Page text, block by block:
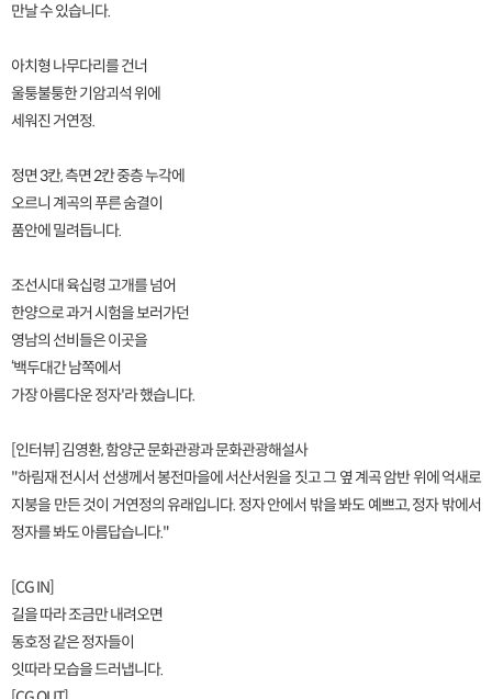
만날 수 있습니다.
아치형 나무다리를 건너
울퉁불퉁한 기암괴석 위에
세워진 거연정.
정면 3칸, 측면 2칸 중층 누각에
오르니 계곡의 푸른 숨결이
품안에 밀려듭니다.
조선시대 육십령 고개를 넘어
한양으로 과거 시험을 보러가던
영남의 선비들은 이곳을
‘백두대간 남쪽에서
가장 아름다운 정자'라 했습니다.
[인터뷰] 김영환, 함양군 문화관광과 문화관광해설사
"하림재 전시서 선생께서 봉전마을에 서산서원을 짓고 그 옆 계곡 암반 위에 억새로
지붕을 만든 것이 거연정의 유래입니다. 정자 안에서 밖을 봐도 예쁘고, 정자 밖에서
정자를 봐도 아름답습니다."
[CG IN]
길을 따라 조금만 내려오면
동호정 같은 정자들이
잇따라 모습을 드러냅니다.